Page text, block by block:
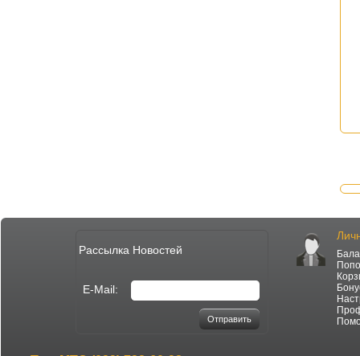
Рассылка Новостей
E-Mail:
Отправить